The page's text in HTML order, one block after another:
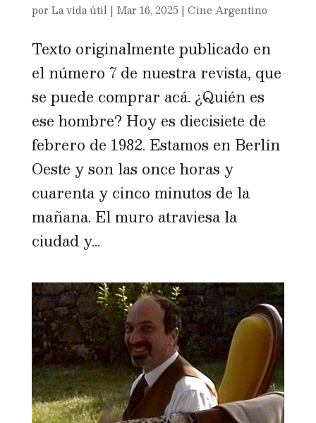
por La vida útil| Mar 16, 2025 | Cine Argentino
Texto originalmente publicado en
el número 7 de nuestra revista, que
se puede comprar acá. ¿Quién es
ese hombre? Hoy es diecisiete de
febrero de 1982. Estamos en Berlín
Oeste y son las once horas y
cuarenta y cinco minutos de la
mañana. El muro atraviesa la
ciudad y...